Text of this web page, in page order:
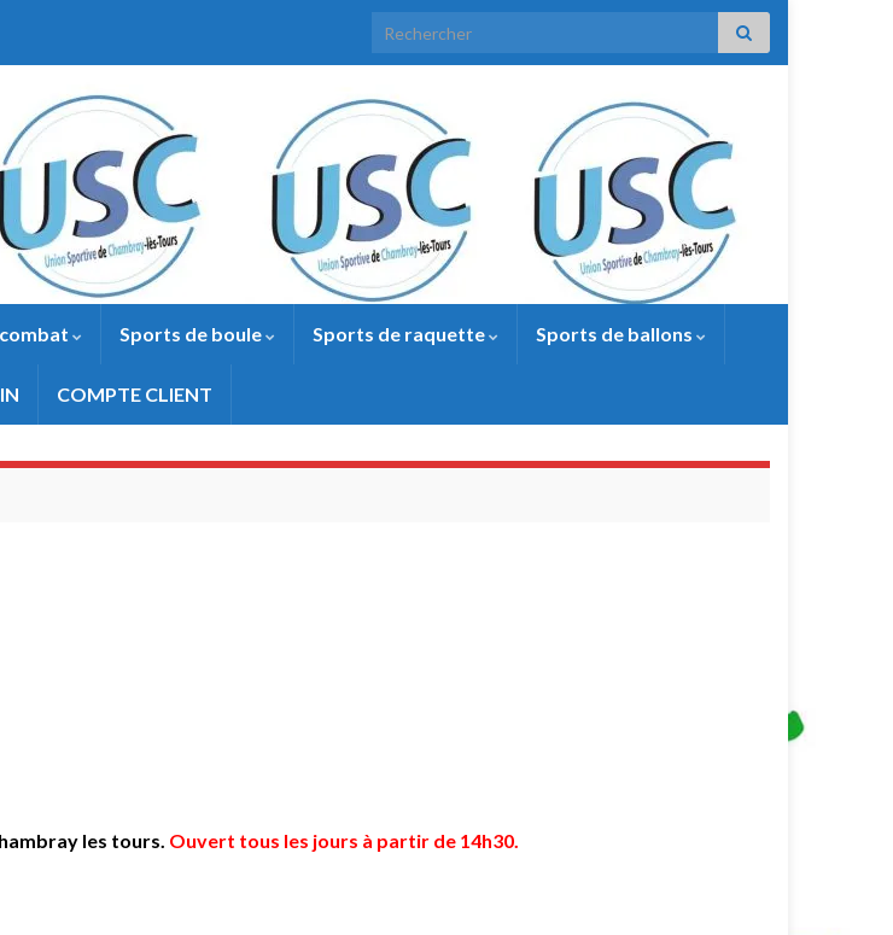
Search for:
Sports de boule Sports de raquette Sports de ballons
COMPTE CLIENT
les tours. Ouvert tous les jours à partir de 14h30.